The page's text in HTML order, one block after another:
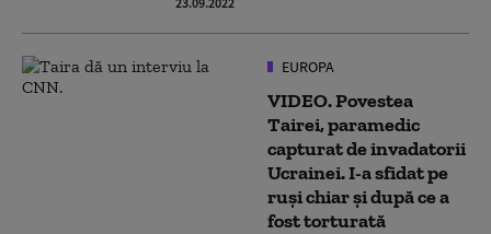
EUROPA
VIDEO. Povestea
Tairei, paramedic
capturat de invadatorii
Ucrainei. I-a sfidat pe
ruși chiar și după ce a
fost torturată